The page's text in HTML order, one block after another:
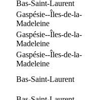
Bas-Saint-Laurent
Gaspésie--Îles-de-la-
Madeleine
Gaspésie--Îles-de-la-
Madeleine
Gaspésie--Îles-de-la-
Madeleine
Bas-Saint-Laurent